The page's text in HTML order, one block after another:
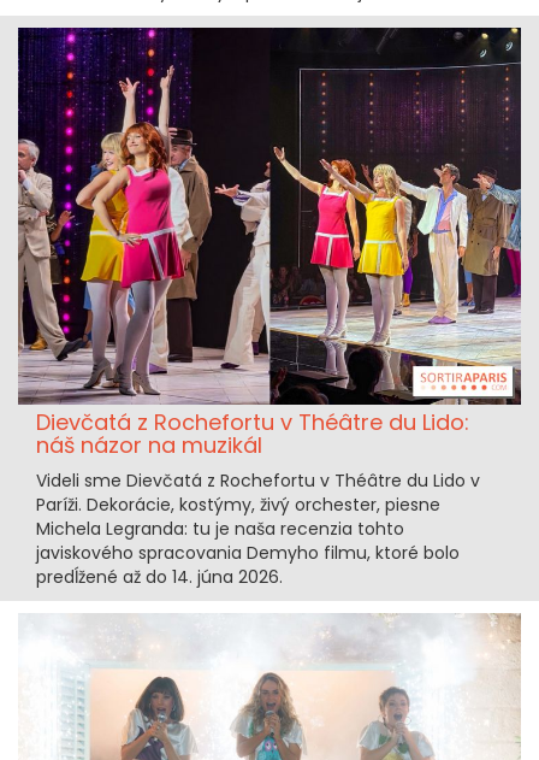
Dievčatá z Rochefortu v Théâtre du Lido:
náš názor na muzikál
Videli sme Dievčatá z Rochefortu v Théâtre du Lido v
Paríži. Dekorácie, kostýmy, živý orchester, piesne
Michela Legranda: tu je naša recenzia tohto
javiskového spracovania Demyho filmu, ktoré bolo
predĺžené až do 14. júna 2026.